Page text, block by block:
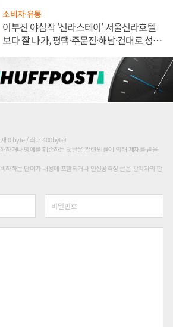
소비자·유통
이부진 야심작 '신라스테이' 서울신라호텔
보다 잘 나가, 평택·주문진·해남·건대로 성
0 byte / 최대 400byte)
하거나 명예를 훼손하는 댓글은 관련 법률에 의해 제재를 받을
하하는 단어가 내용에 포함되거나 인신공격성 글은 관리자의 판